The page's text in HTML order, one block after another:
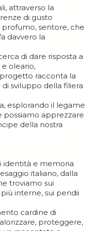
attraverso la
di gusto
sentore, che
davvero la
di dare risposta a
oleario,
racconta la
sviluppo della filiera
esplorando il legame
possiamo apprezzare
della nostra
identità e memoria
italiano, dalla
troviamo sui
interne, sui pendii
cardine di
proteggere,